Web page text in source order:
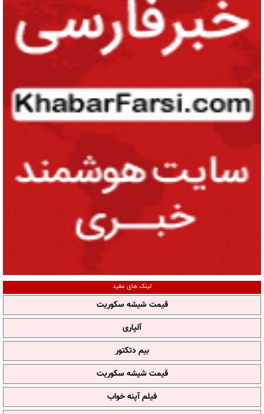
لینک های مفید
قیمت شیشه سکوریت
آلپاری
بیم دتکتور
قیمت شیشه سکوریت
فیلم آپنه خواب